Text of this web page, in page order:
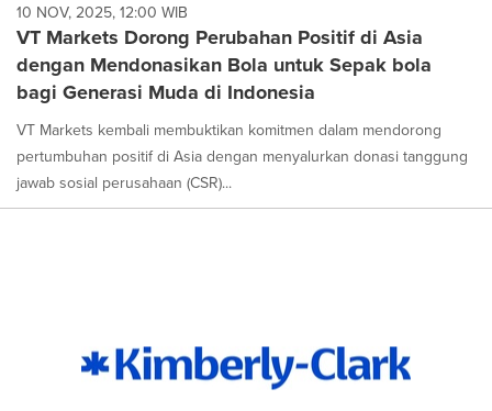
10 NOV, 2025, 12:00 WIB
VT Markets Dorong Perubahan Positif di Asia
dengan Mendonasikan Bola untuk Sepak bola
bagi Generasi Muda di Indonesia
VT Markets kembali membuktikan komitmen dalam mendorong
pertumbuhan positif di Asia dengan menyalurkan donasi tanggung
jawab sosial perusahaan (CSR)...